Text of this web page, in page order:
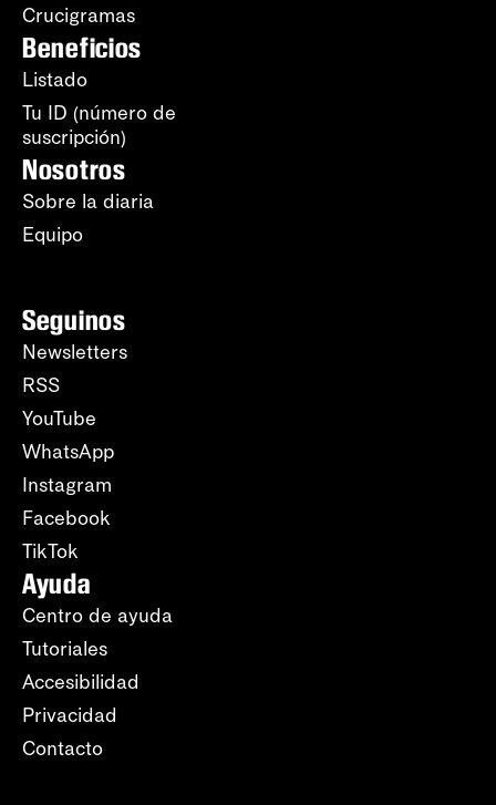
Crucigramas
Beneficios
Listado
Tu ID (número de
suscripción)
Nosotros
Sobre la diaria
Equipo
Seguinos
Newsletters
RSS
YouTube
WhatsApp
Instagram
Facebook
TikTok
Ayuda
Centro de ayuda
Tutoriales
Accesibilidad
Privacidad
Contacto